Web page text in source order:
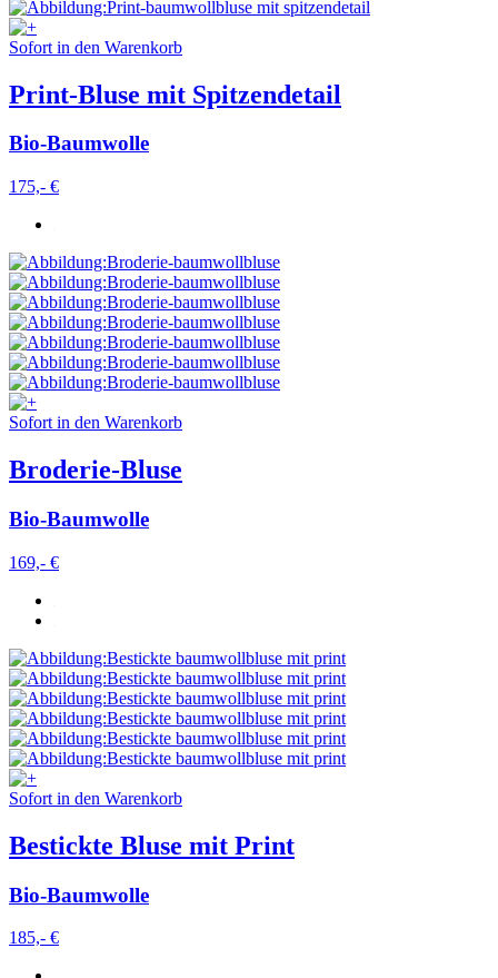
Sofort in den Warenkorb
Print-Bluse mit Spitzendetail
Bio-Baumwolle
175,- €
Sofort in den Warenkorb
Broderie-Bluse
Bio-Baumwolle
169,- €
Sofort in den Warenkorb
Bestickte Bluse mit Print
Bio-Baumwolle
185,- €